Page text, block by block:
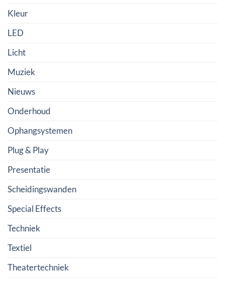
Kleur
LED
Licht
Muziek
Nieuws
Onderhoud
Ophangsystemen
Plug & Play
Presentatie
Scheidingswanden
Special Effects
Techniek
Textiel
Theatertechniek